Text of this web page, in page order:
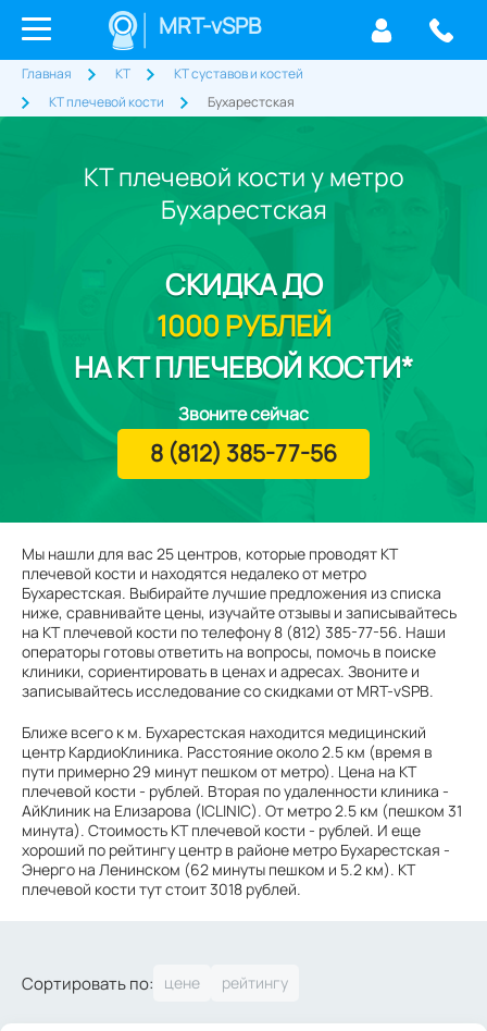
MRT-vSPB
Главная КТ
КТ суставов и костей
КТ плечевой кости
Бухарестская
КТ плечевой кости у метро
Бухарестская
Мы нашли для вас 25 центров, которые проводят КТ
плечевой кости и находятся недалеко от метро
Бухарестская. Выбирайте лучшие предложения из списка
ниже, сравнивайте цены, изучайте отзывы и записывайтесь
на КТ плечевой кости по телефону 8 (812) 385-77-56. Наши
операторы готовы ответить на вопросы, помочь в поиске
клиники, сориентировать в ценах и адресах. Звоните и
записывайтесь исследование со скидками от MRT-vSPB.
Ближе всего к м. Бухарестская находится медицинский
центр КардиоКлиника. Расстояние около 2.5 км (время в
пути примерно 29 минут пешком от метро). Цена на КТ
плечевой кости - рублей. Вторая по удаленности клиника -
АйКлиник на Елизарова (ICLINIC). От метро 2.5 км (пешком 31
минута). Стоимость КТ плечевой кости - рублей. И еще
хороший по рейтингу центр в районе метро Бухарестская -
Энерго на Ленинском (62 минуты пешком и 5.2 км). КТ
плечевой кости тут стоит 3018 рублей.
СКИДКАДО
1000 РУБЛЕЙ
НА КТ ПЛЕЧЕВОЙ КОСТИ*
Звоните сейчас
8 (812) 385-77-56
Сортировать по: